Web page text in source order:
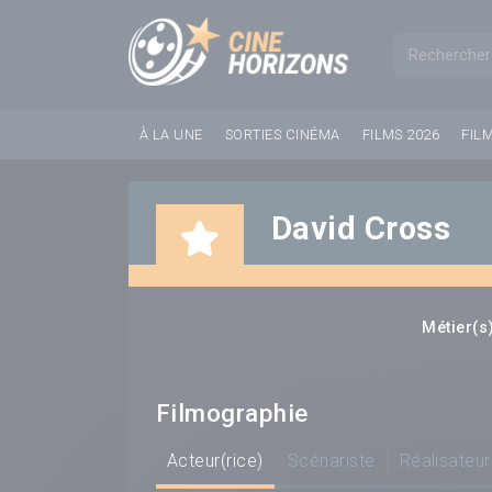
À LA UNE SORTIES CINÉMA FILMS 2026
David Cross
Filmographie
Acteur(rice) Scénariste
Panneau de gestion des cookies